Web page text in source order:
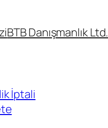
BTB Danışmanlık Ltd.
İptali